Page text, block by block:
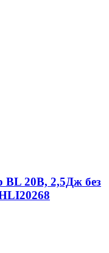
BL 20В, 2,5Дж без